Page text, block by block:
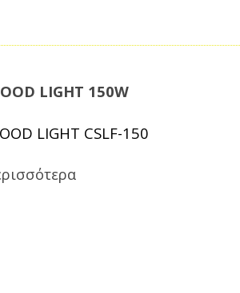
LIGHT 150W
LIGHT CSLF-150